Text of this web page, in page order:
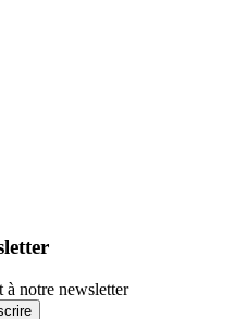
à notre newsletter